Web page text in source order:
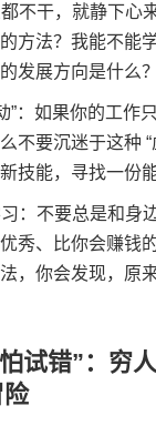
不干，就静下心
方法？我能不能
发展方向是什么？
”：如果你的工作
不要沉迷于这种
技能，寻找一份
：不要总是和身
秀、比你会赚钱
，你会发现，原
试错”：穷
险